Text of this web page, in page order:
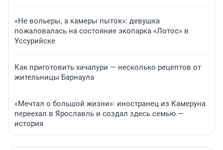
«Не вольеры, а камеры пыток»: девушка
пожаловалась на состояние экопарка «Лотос» в
Уссурийске
Как приготовить хачапури — несколько рецептов от
жительницы Барнаула
«Мечтал о большой жизни»: иностранец из Камеруна
переехал в Ярославль и создал здесь семью —
история